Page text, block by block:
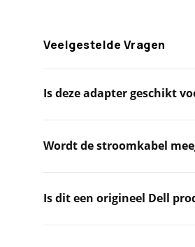
Veelgestelde Vragen
Is deze adapter geschikt
Wordt de stroomkabel
Is dit een origineel Dell